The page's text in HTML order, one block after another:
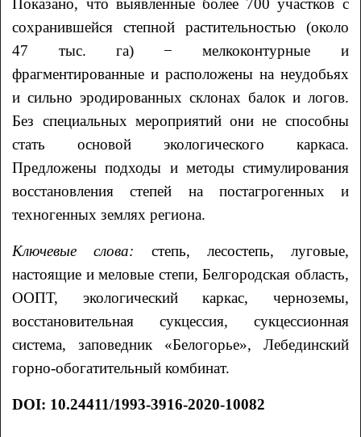
Показано, что выявленные более 700 участков с
сохранившейся степной растительностью (около
47 тыс. га) − мелкоконтурные и
фрагментированные и расположены на неудобьях
и сильно эродированных склонах балок и логов.
Без специальных мероприятий они не способны
стать основой экологического каркаса.
Предложены подходы и методы стимулирования
восстановления степей на постагрогенных и
техногенных землях региона.
Ключевые слова: степь, лесостепь, луговые,
настоящие и меловые степи, Белгородская область,
ООПТ, экологический каркас, черноземы,
восстановительная сукцессия, сукцессионная
система, заповедник «Белогорье», Лебединский
горно-обогатительный комбинат.
DOI: 10.24411/1993-3916-2020-10082